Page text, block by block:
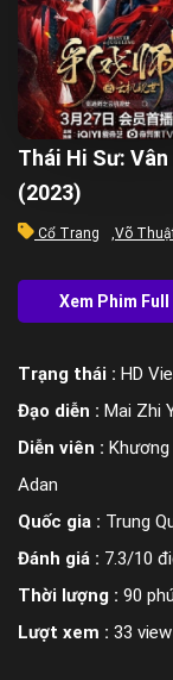
Thái Hi Sư:
(2023)
Cổ Trang Võ
Trạng thái : HD
Đạo diễn : Mai Zhi
Diễn viên : Khương
Adan
Quốc gia : Trung
Đánh giá : 7.3/10
Thời lượng : 90
Lượt xem : 33 view